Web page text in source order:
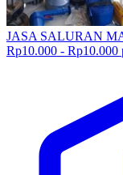
JASA SALURAN
Rp10.000 - Rp10.000